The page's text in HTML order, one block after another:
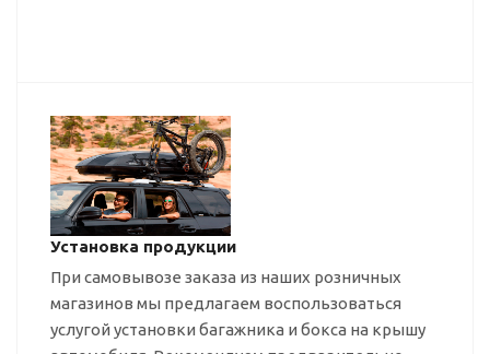
Установка продукции
При самовывозе заказа из наших розничных
магазинов мы предлагаем воспользоваться
услугой установки багажника и бокса на крышу